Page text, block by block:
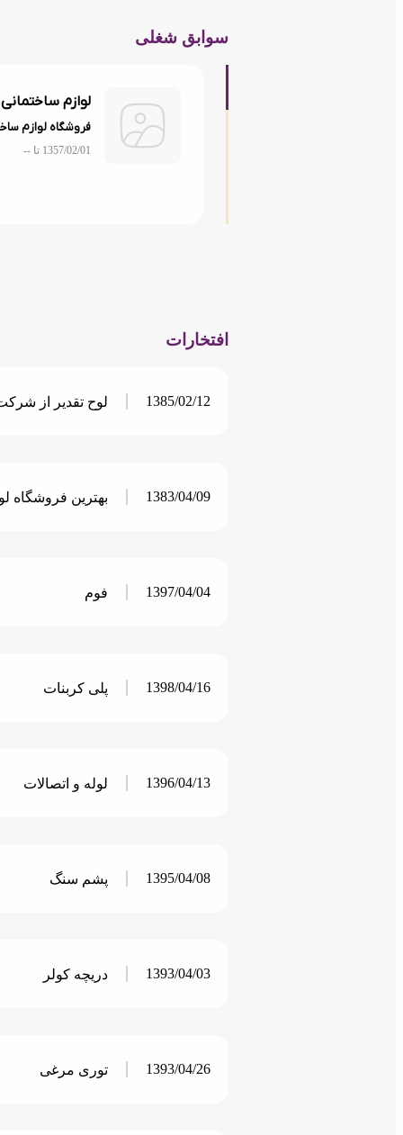
سوابق شغلی
لوازم ساختمانی
فروشگاه لوازم
1357/02/01 تا --
افتخارات
1385/02/12 لوح تقدیر از
1383/04/09 بهترین فروشگاه
1397/04/04 فوم
1398/04/16 پلی کربنات
1396/04/13 لوله و اتصالات
1395/04/08 پشم سنگ
1393/04/03 دریچه کولر
1393/04/26 توری مرغی